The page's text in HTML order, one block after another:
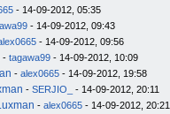
- 14-09-2012, 05:35
- 14-09-2012, 09:43
- 14-09-2012, 09:56
- tagawa99 - 14-09-2012, 10:09
- alex0665 - 14-09-2012, 19:58
- SERJIO_ - 14-09-2012, 20:11
- alex0665 - 14-09-2012, 20:21